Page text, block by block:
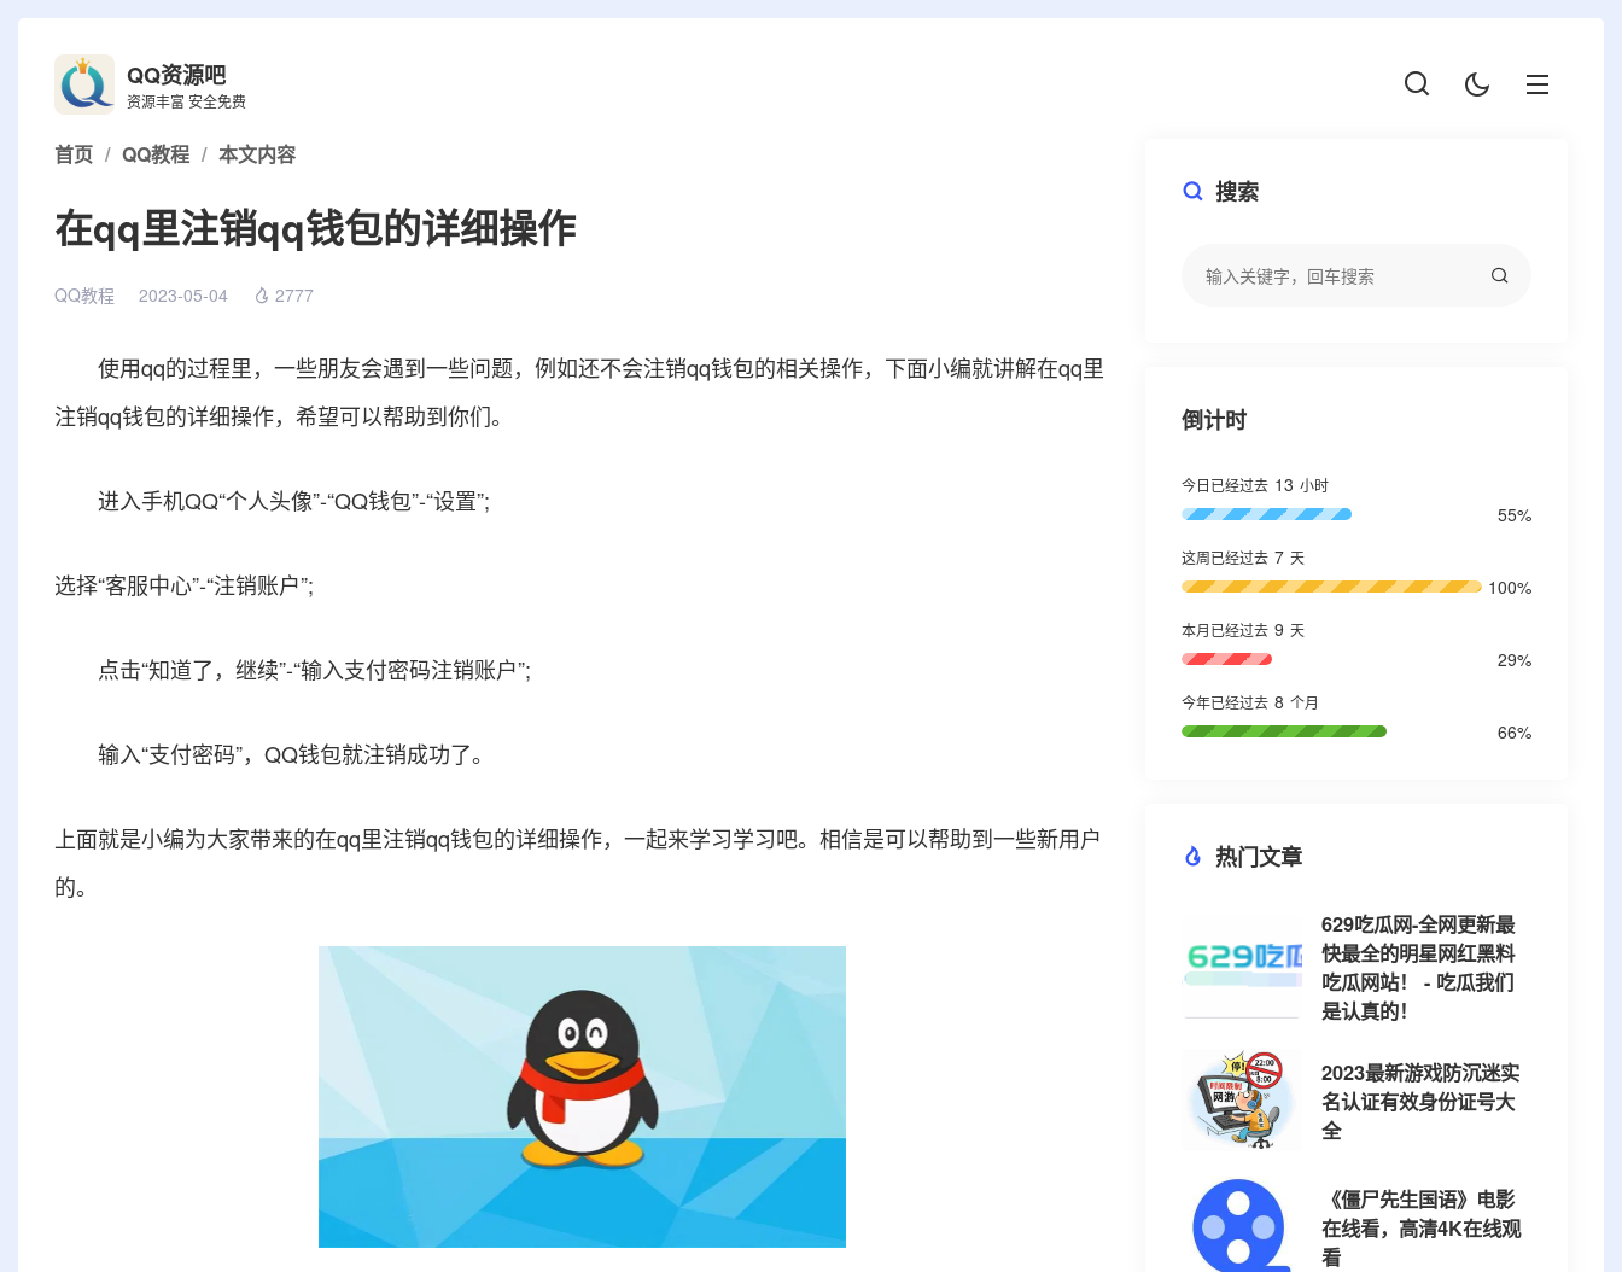
QQ资源吧
资源丰富 安全免费
首页 / QQ教程 / 本文内容
在qq里注销qq钱包的详细操作
QQ教程 2023-05-04 2777
使用qq的过程里，一些朋友会遇到一些问题，例如还不会注销qq钱包的相关操作，下面小编就讲解在qq里
注销qq钱包的详细操作，希望可以帮助到你们。
进入手机QQ“个人头像”-“QQ钱包”-“设置”;
选择“客服中心”-“注销账户”;
点击“知道了，继续”-“输入支付密码注销账户”;
输入“支付密码”，QQ钱包就注销成功了。
上面就是小编为大家带来的在qq里注销qq钱包的详细操作，一起来学习学习吧。相信是可以帮助到一些新用户
的。
搜索
倒计时
今日已经过去 13 小时
55%
这周已经过去 7 天
100%
本月已经过去 9 天
29%
今年已经过去 8 个月
66%
热门文章
629吃瓜网-全网更新最
快最全的明星网红黑料
吃瓜网站！ - 吃瓜我们
是认真的！
2023最新游戏防沉迷实
名认证有效身份证号大
全
《僵尸先生国语》电影
在线看，高清4K在线观
看